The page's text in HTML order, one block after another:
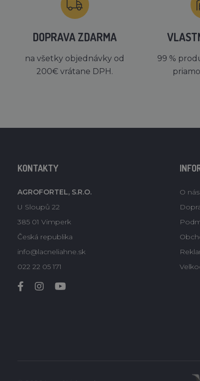
DOPRAVA ZDARMA
na všetky objednávky od
200€ vrátane DPH.
99 %
KONTAKTY
AGROFORTEL, S.R.O.
U Sloupů 22
385 01 Vimperk
Česká republika
info@lacneliahne.sk
022 22 05 171
O nás